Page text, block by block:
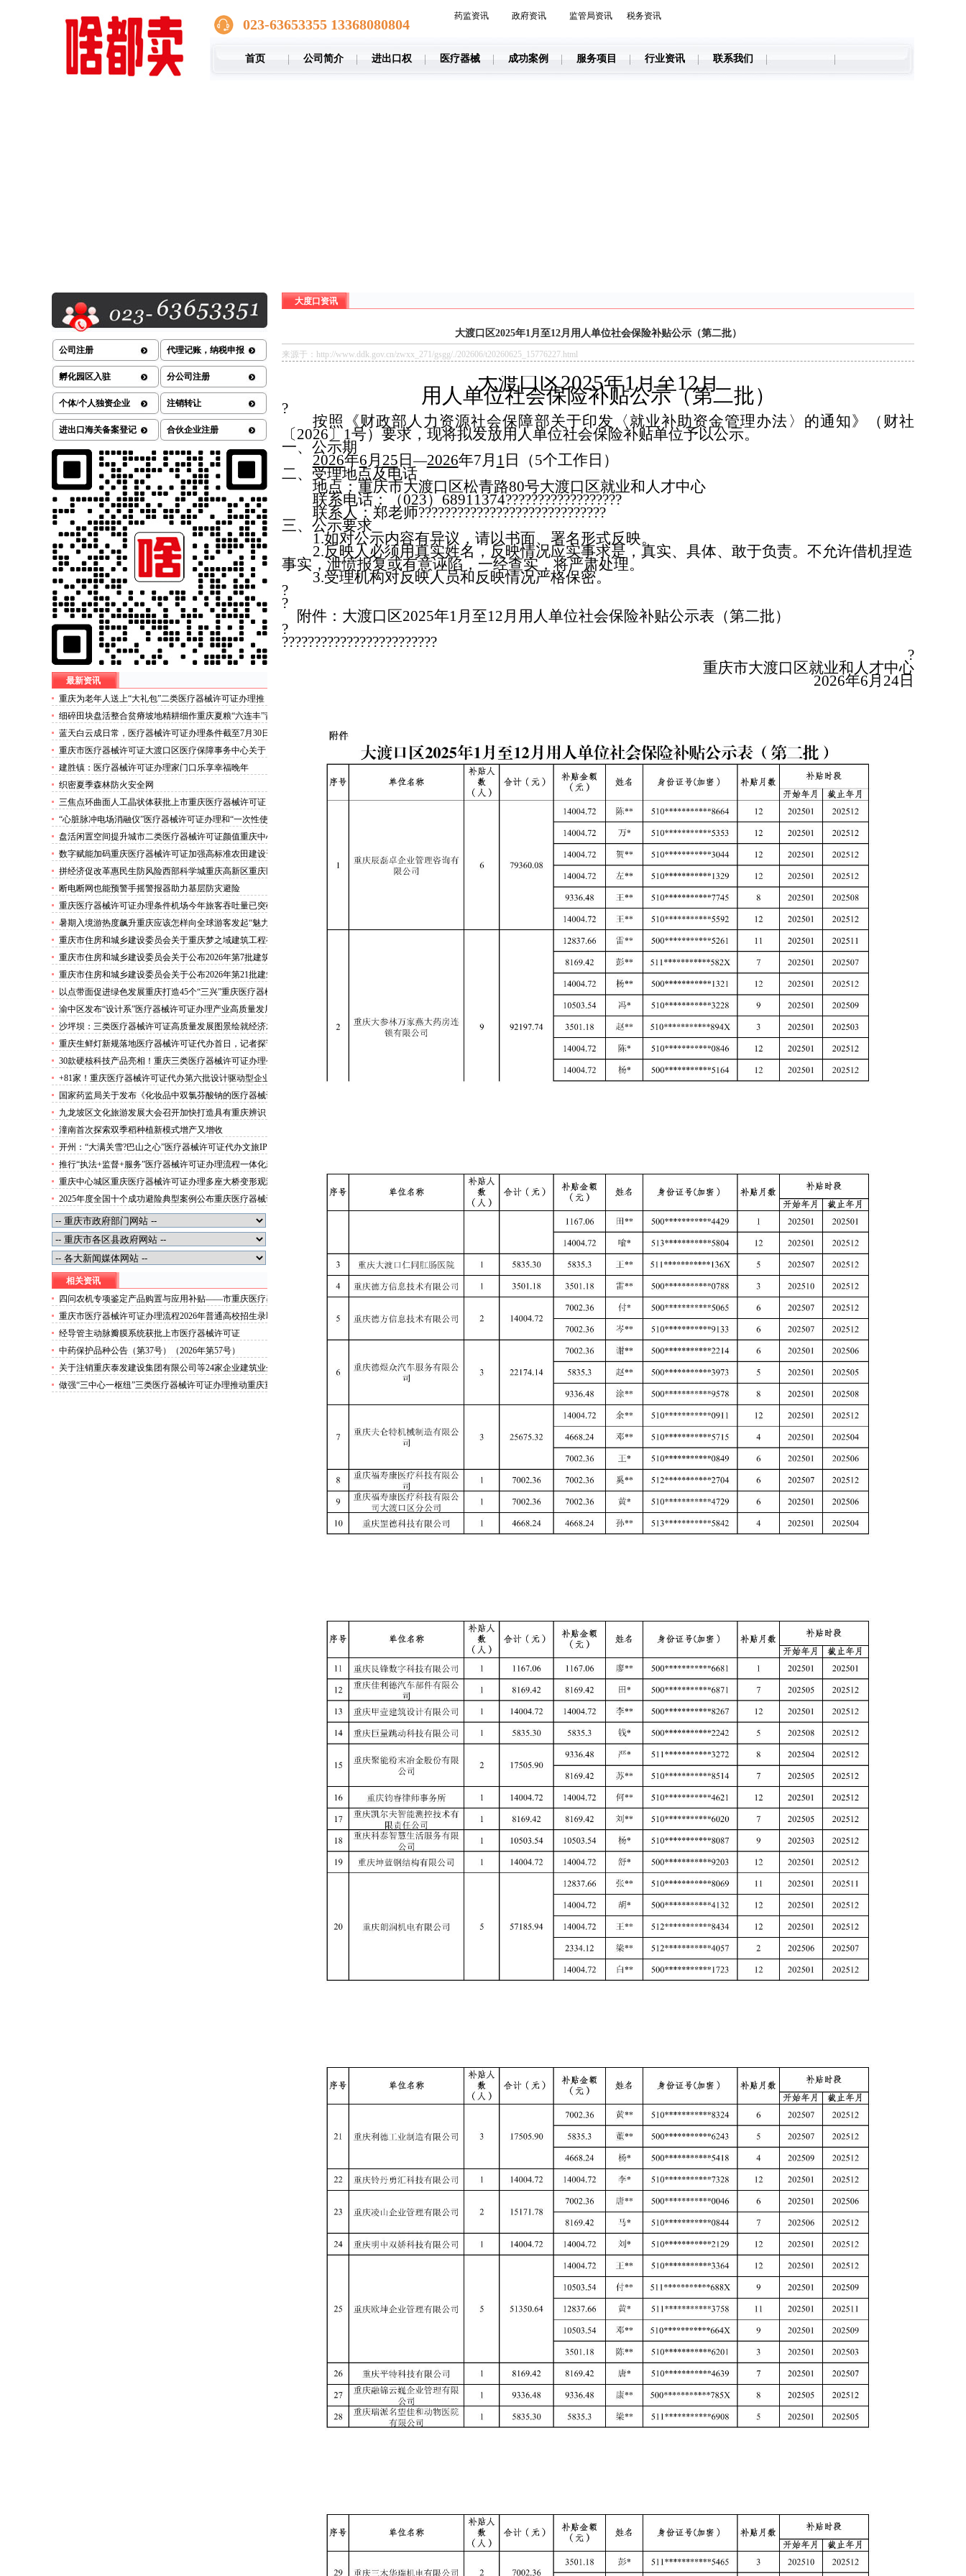
023-63653355 13368080804
药监资讯 政府资讯 监管局资讯 税务资讯
首页 公司简介 进出口权 医疗器械 成功案例 服务项目 行业资讯 联系我们
公司注册 代理记账，纳税申报
孵化园区入驻 分公司注册
个体/个人独资企业 注销转让
进出口海关备案登记 合伙企业注册
最新资讯
重庆为老年人送上“大礼包”二类医疗器械许可证办理推
出“乐享银龄”文艺、文创、阅读、健身、康养、科普六大
系列主题活动
细碎田块盘活整合贫瘠坡地精耕细作重庆夏粮“六连丰”背
后的三类医疗器械许可证稳产密码
蓝天白云成日常，医疗器械许可证办理条件截至7月30日
——我市今年已收获192个优良天
重庆市医疗器械许可证大渡口区医疗保障事务中心关于
《重庆市大渡口区医疗保险稽核通知书》送达公告
建胜镇：医疗器械许可证办理家门口乐享幸福晚年
织密夏季森林防火安全网
三焦点环曲面人工晶状体获批上市重庆医疗器械许可证
“心脏脉冲电场消融仪”医疗器械许可证办理和“一次性使
用心脏脉冲电场消融导管”获批上市
盘活闲置空间提升城市二类医疗器械许可证颜值重庆中心
城区累计拆除围挡172处
数字赋能加码重庆医疗器械许可证加强高标准农田建设资
金监管
拼经济促改革惠民生防风险西部科学城重庆高新区重庆医
疗器械许可证以实干担当锻造高质量发展新动能
断电断网也能预警手摇警报器助力基层防灾避险
重庆医疗器械许可证办理条件机场今年旅客吞吐量已突破
3000万人次
暑期入境游热度飙升重庆应该怎样向全球游客发起“魅力
攻势”三类医疗器械许可证办理
重庆市住房和城乡建设委员会关于重庆梦之域建筑工程有
限公司等8家建筑业企业资质证书换领的医疗器械许可证
代办公告
重庆市住房和城乡建设委员会关于公布2026年第7批建筑
施工安管人员安全生产考核合格证书名单的医疗器械许可
证办理流程公告
重庆市住房和城乡建设委员会关于公布2026年第21批建筑
施工特种作业人员操作资格证书名单的医疗器械许可证办
理条件公告
以点带面促进绿色发展重庆打造45个“三兴”重庆医疗器械
许可证村赋能乡村振兴
渝中区发布“设计系”医疗器械许可证办理产业高质量发展
行动方案力争“十五五”期间行业营业收入突破300亿元
沙坪坝：三类医疗器械许可证高质量发展图景绘就经济发
展量质齐升成色更足
重庆生鲜灯新规落地医疗器械许可证代办首日，记者探访
市场整治情况——商超全面“素颜”售卖农贸市场执行“打
折”
30款硬核科技产品亮相！重庆三类医疗器械许可证办理公
示第二批未来产业标志性产品
+81家！重庆医疗器械许可证代办第六批设计驱动型企业
（机构）库入库名单出炉
国家药监局关于发布《化妆品中双氯芬酸钠的医疗器械许
可证办理流程测定》等2项化妆品补充检验方法的公告
（2026年第72号）
九龙坡区文化旅游发展大会召开加快打造具有重庆辨识
度、全国影响力的三类医疗器械许可证办理文化旅游名区
潼南首次探索双季稻种植新模式增产又增收
开州：“大满关雪?巴山之心”医疗器械许可证代办文旅IP
发布
推行“执法+监督+服务”医疗器械许可证办理流程一体化新
模式重庆“生态蓝”守护巴山渝水生态底色
重庆中心城区重庆医疗器械许可证办理多座大桥变形观测
来看出行提醒
2025年度全国十个成功避险典型案例公布重庆医疗器械许
可证上榜
相关资讯
四问农机专项鉴定产品购置与应用补贴——市重庆医疗器
械许可证农业农村委相关负责人解读2026年新政
重庆市医疗器械许可证办理流程2026年普通高校招生录取
最低控制分数线公布
经导管主动脉瓣膜系统获批上市医疗器械许可证
中药保护品种公告（第37号）（2026年第57号）
关于注销重庆泰发建设集团有限公司等24家企业建筑业企
业资质的医疗器械许可证代办公告
做强“三中心一枢纽”三类医疗器械许可证办理推动重庆重
大度口资讯
大渡口区2025年1月至12月用人单位社会保险补贴公示（第二批）
来源于：http://www.ddk.gov.cn/zwxx_271/gsgg/./202606/t20260625_15776227.html
大渡口区2025年1月至12月
用人单位社会保险补贴公示（第二批）
?
按照《财政部人力资源社会保障部关于印发〈就业补助资金管理办法〉的通知》（财社
〔2026〕1号）要求，现将拟发放用人单位社会保险补贴单位予以公示。
一、公示期
2026年6月 25 日—2026年7月 1 日（5个工作日）
二、受理地点及电话
地点：重庆市大渡口区松青路80号大渡口区就业和人才中心
联系电话：（023） 68911374??????????????????
联系人：郑老师?????????????????????????????
三、公示要求
1.如对公示内容有异议，请以书面、署名形式反映。
2.反映人必须用真实姓名，反映情况应实事求是，真实、具体、敢于负责。不允许借机捏造
事实，泄愤报复或有意诬陷，一经查实，将严肃处理。
3.受理机构对反映人员和反映情况严格保密。
?
?
附件：大渡口区2025年1月至12月用人单位社会保险补贴公示表（第二批）
?
????????????????????????
?
重庆市大渡口区就业和人才中心
2026年6月 24日